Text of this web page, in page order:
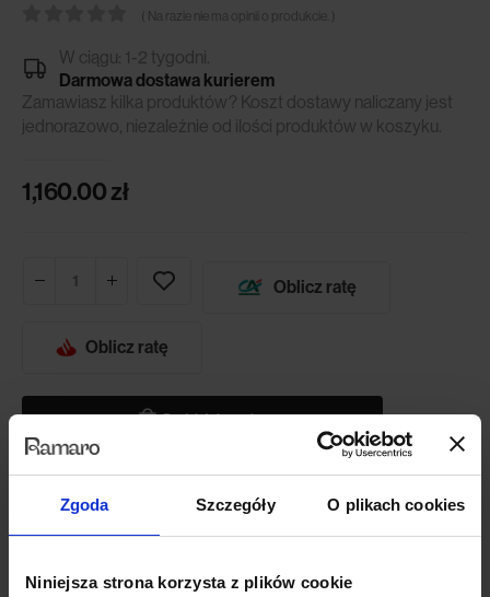
Zgoda Szczegóły O plikach cookies
Niniejsza strona korzysta z plików cookie
( Na razie nie ma opinii o produkcie. )
W ciągu: 1-2 tygodni.
Darmowa dostawa kurierem
Zamawiasz kilka produktów? Koszt dostawy naliczany jest
jednorazowo, niezależnie od ilości produktów w koszyku.
1,160.00zł
Oblicz ratę
Oblicz ratę
Dodaj do koszyka
których możemy stworzyć Twój mebel. Jeśli potrzebujesz